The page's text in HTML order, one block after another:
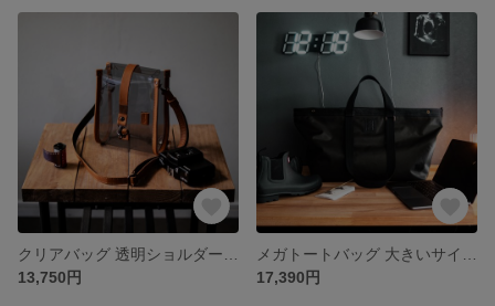
13,750円
17,390円